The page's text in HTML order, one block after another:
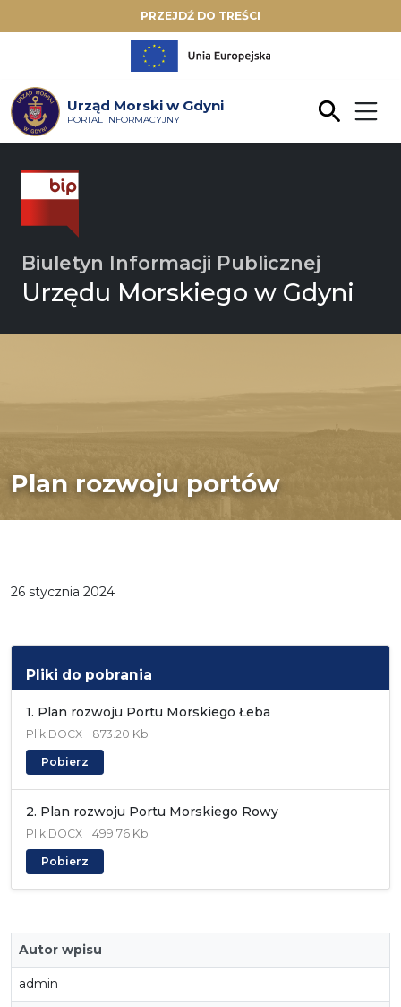
PRZEJDŹ DO TREŚCI
Urząd Morski w Gdyni
PORTAL INFORMACYJNY
Biuletyn Informacji Publicznej
Urzędu Morskiego w Gdyni
Plan rozwoju portów
26 stycznia 2024
Pliki do pobrania
1. Plan rozwoju Portu Morskiego Łeba
Plik DOCX 873.20 Kb
Pobierz
2. Plan rozwoju Portu Morskiego Rowy
Plik DOCX 499.76 Kb
Pobierz
Autor wpisu
admin